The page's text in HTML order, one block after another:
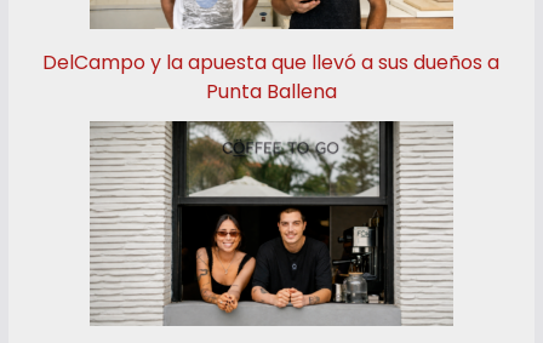
DelCampo y la apuesta que llevó a sus dueños a
Punta Ballena